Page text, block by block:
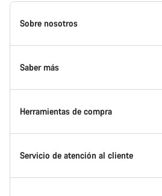
Canyon
Homepage
Sobre nosotros
Conoce Canyon
Innovación en Canyon
Canyon Factory Racing
Saber más
Eventos
Encuentra un punto de servicio Canyon
Herramientas de compra
Encuentra tu bicicleta
Servicio de atención al cliente